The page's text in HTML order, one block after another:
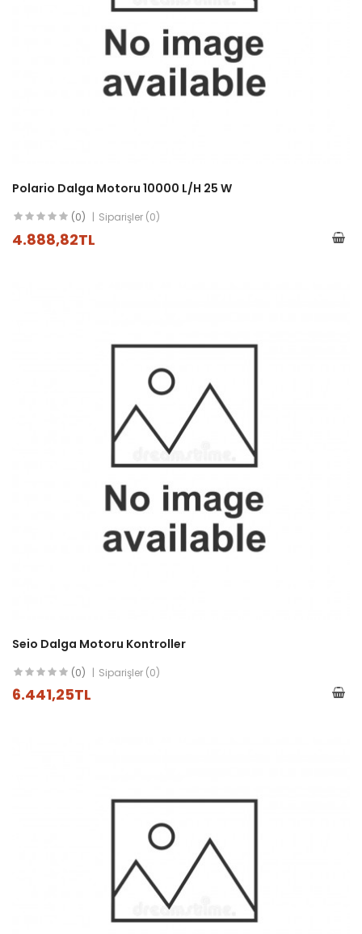
Polario Dalga Motoru 10000 L/h 25 W
(0) Siparişler (0)
4.888,82TL
Seio Dalga Motoru Kontroller
(0) Siparişler (0)
6.441,25TL